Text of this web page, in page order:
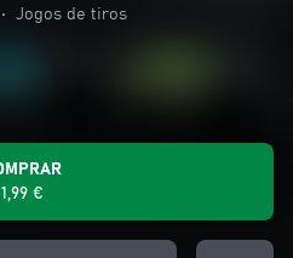
• Jogos de tiros
1,99 €